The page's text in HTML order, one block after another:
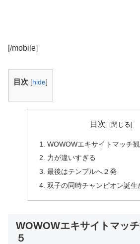
[/mobile]
目次 [hide]
目次
WOWOWエキサイトマッチ
力が違いすぎる
最後はテンプルへ２発
双子の同時チャンピオン誕生
WOWOWエキサイトマッ
５